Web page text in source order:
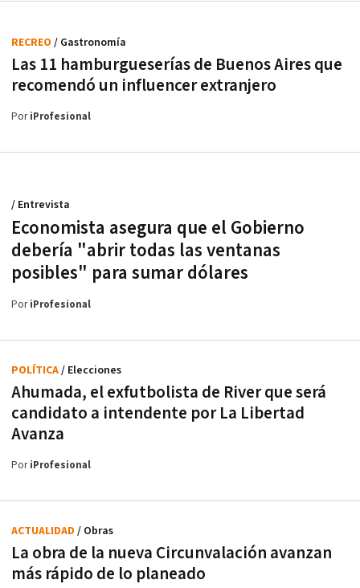
Las 11 hamburgueserías de Buenos Aires que
recomendó un influencer extranjero
RECREO / Gastronomía
PoriProfesional
Economista asegura que el Gobierno
debería "abrir todas las ventanas
posibles" para sumar dólares
/ Entrevista
PoriProfesional
Ahumada, el exfutbolista de River que será
candidato a intendente por La Libertad
Avanza
POLÍTICA/ Elecciones
PoriProfesional
La obra de la nueva Circunvalación avanzan
más rápido de lo planeado
ACTUALIDAD / Obras